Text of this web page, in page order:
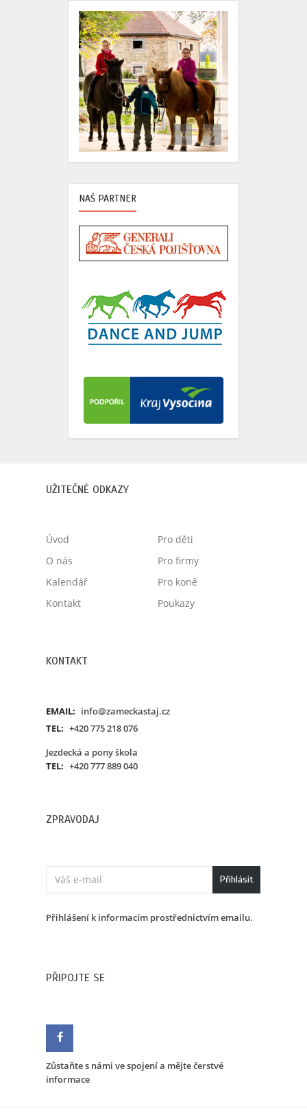
NAŠ PARTNER
UŽITEČNÉ ODKAZY
Úvod
O nás
Kalendář
Kontakt
Pro děti
Pro firmy
Pro koně
Poukazy
KONTAKT
EMAIL: info@zameckastaj.cz
TEL: +420 775 218 076
Jezdecká a pony škola
TEL: +420 777 889 040
ZPRAVODAJ
Přihlásit
Přihlášení k informacím prostřednictvím emailu.
PŘIPOJTE SE
Zůstaňte s námi ve spojení a mějte čerstvé
informace